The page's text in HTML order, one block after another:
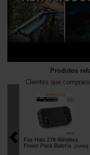
Produtos
Clientes que
Fox Halo 27K Wireless
Power Pack Batería
214464]